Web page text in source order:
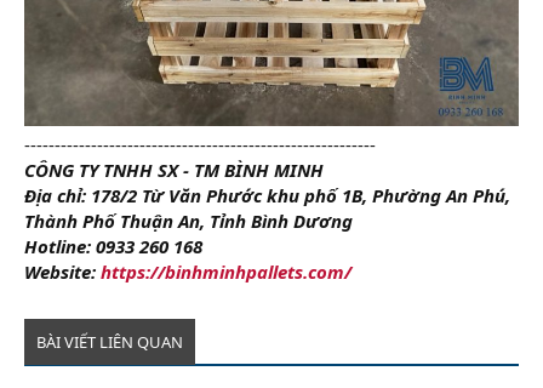
----------------------------------------------------------
CÔNG TY TNHH SX - TM BÌNH MINH
Địa chỉ: 178/2 Từ Văn Phước khu phố 1B, Phường An Phú,
Thành Phố Thuận An, Tỉnh Bình Dương
Hotline: 0933 260 168
Website: https://binhminhpallets.com/
BÀI VIẾT LIÊN QUAN